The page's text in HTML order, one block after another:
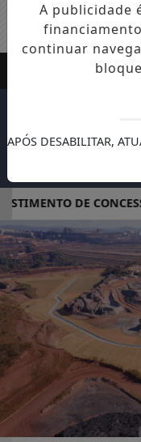
DE
EM ALTA
A publicidade
continuar
APÓS DESABILITAR,